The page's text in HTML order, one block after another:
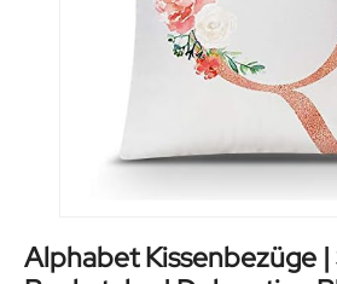
Alphabet Kissenbezüge |